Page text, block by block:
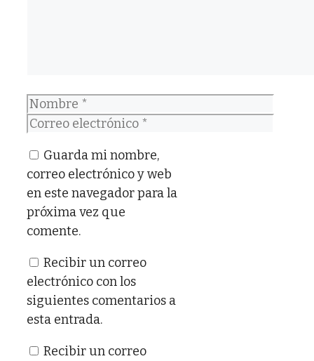
Nombre
Correo
Guarda mi nombre,
correo electrónico y web
en este navegador para la
próxima vez que
comente.
Recibir un correo
electrónico con los
siguientes comentarios a
esta entrada.
Recibir un correo